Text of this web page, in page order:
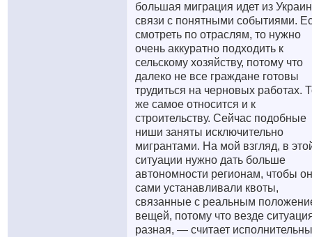
большая миграция идет из
связи с понятными событиями.
смотреть по отраслям, то нужно
очень аккуратно подходить к
сельскому хозяйству, потому что
далеко не все граждане готовы
трудиться на черновых работах.
же самое относится и к
строительству. Сейчас подобные
ниши заняты исключительно
мигрантами. На мой взгляд, в
ситуации нужно дать больше
автономности регионам, чтобы
сами устанавливали квоты,
связанные с реальным
вещей, потому что везде
разная, — считает